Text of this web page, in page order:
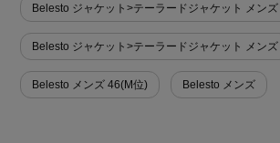
Belesto ジャケット>テーラードジャケット メン
Belesto ジャケット>テーラードジャケット メンズ
Belesto メンズ 46(M位) Belesto メンズ